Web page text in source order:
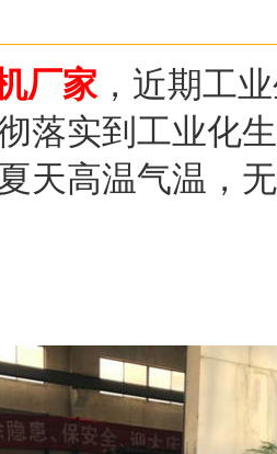
厂家 ， 近期工
落实到工业化
天高温气温，